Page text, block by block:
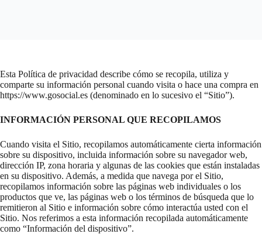
Esta Política de privacidad describe cómo se recopila, utiliza y
comparte su información personal cuando visita o hace una compra en
https://www.gosocial.es (denominado en lo sucesivo el “Sitio”).
INFORMACIÓN PERSONAL QUE RECOPILAMOS
Cuando visita el Sitio, recopilamos automáticamente cierta información
sobre su dispositivo, incluida información sobre su navegador web,
dirección IP, zona horaria y algunas de las cookies que están instaladas
en su dispositivo. Además, a medida que navega por el Sitio,
recopilamos información sobre las páginas web individuales o los
productos que ve, las páginas web o los términos de búsqueda que lo
remitieron al Sitio e información sobre cómo interactúa usted con el
Sitio. Nos referimos a esta información recopilada automáticamente
como “Información del dispositivo”.